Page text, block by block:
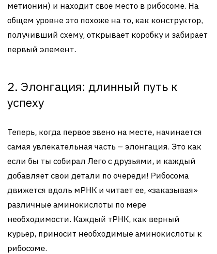
метионин) и находит свое место в рибосоме. На
общем уровне это похоже на то, как конструктор,
получивший схему, открывает коробку и забирает
первый элемент.
2. Элонгация: длинный путь к
успеху
Теперь, когда первое звено на месте, начинается
самая увлекательная часть – элонгация. Это как
если бы ты собирал Лего с друзьями, и каждый
добавляет свои детали по очереди! Рибосома
движется вдоль мРНК и читает ее, «заказывая»
различные аминокислоты по мере
необходимости. Каждый тРНК, как верный
курьер, приносит необходимые аминокислоты к
рибосоме.